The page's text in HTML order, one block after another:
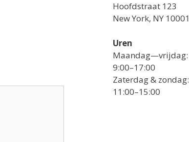
Hoofdstraat 123
New York, NY 10001
Uren
Maandag—vrijdag:
9:00–17:00
Zaterdag & zondag:
11:00–15:00